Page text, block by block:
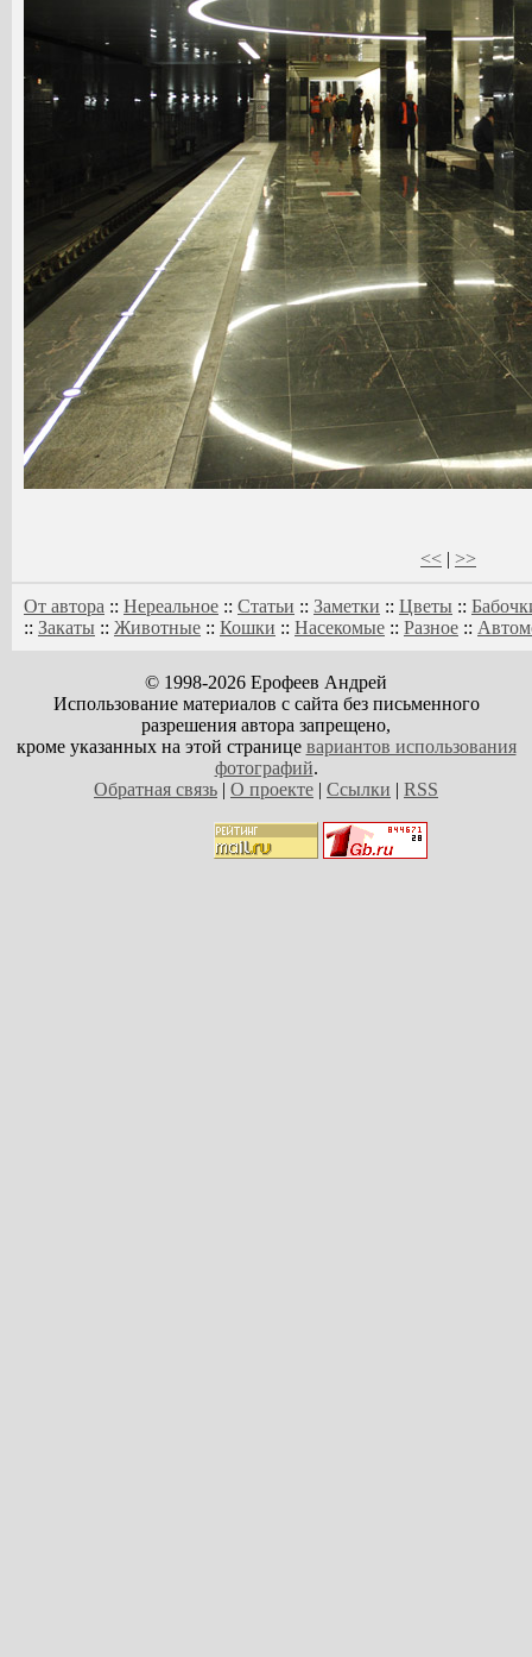
<< | >>
От автора :: Нереальное :: Статьи :: Заметки :: Цветы ::
:: Закаты :: Животные :: Кошки :: Насекомые :: Разное ::
© 1998-2026 Ерофеев Андрей
Использование материалов с сайта без письменного
разрешения автора запрещено,
кроме указанных на этой странице вариантов использования
фотографий.
Обратная связь | О проекте | Ссылки | RSS